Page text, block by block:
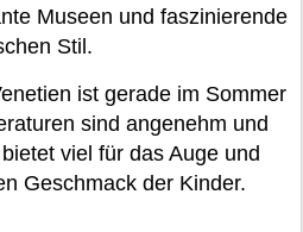
Museen und faszinierende
Stil.
ist gerade im Sommer
sind angenehm und
viel für das Auge und
Geschmack der Kinder.